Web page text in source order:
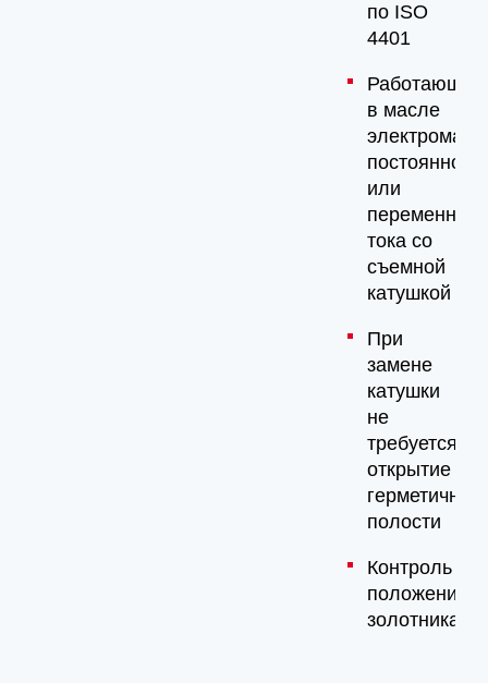
по ISO
4401
Работающие
в масле
постоянного
или
переменного
тока со
съемной
катушкой
При
замене
катушки
не
требуется
открытие
герметичной
полости
Контроль
положения
золотника